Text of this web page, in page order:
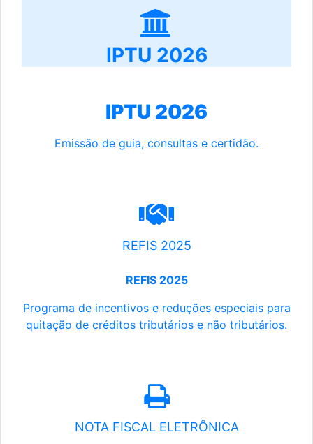
IPTU 2026
IPTU 2026
Emissão de guia, consultas e certidão.
REFIS 2025
REFIS 2025
Programa de incentivos e reduções especiais para
quitação de créditos tributários e não tributários.
NOTA FISCAL ELETRÔNICA